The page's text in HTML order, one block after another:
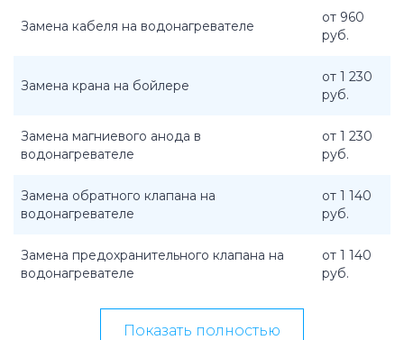
Замена кабеля на водонагревателе
от 960
руб.
Замена крана на бойлере
от 1 230
руб.
Замена магниевого анода в
водонагревателе
от 1 230
руб.
Замена обратного клапана на
водонагревателе
от 1 140
руб.
Замена предохранительного клапана на
водонагревателе
от 1 140
руб.
Показать полностью